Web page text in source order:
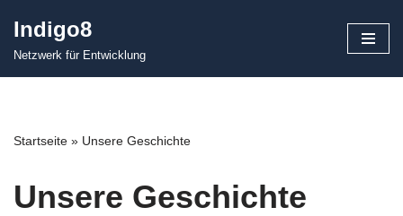
Zum
Indigo8
Netzwerk für Entwicklung
Startseite » Unsere Geschichte
Unsere Geschichte